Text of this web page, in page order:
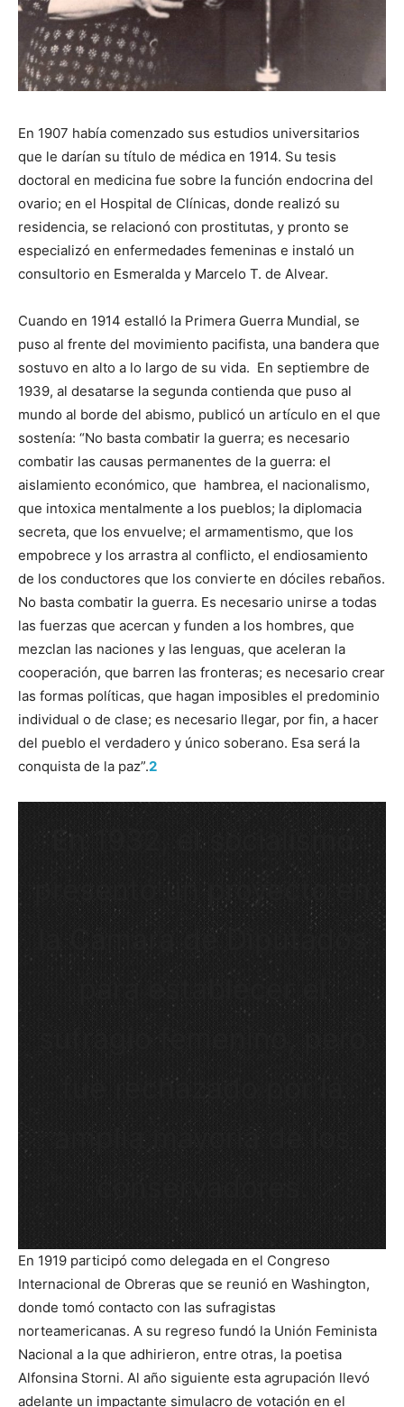
En 1907 había comenzado sus estudios universitarios
que le darían su título de médica en 1914. Su tesis
doctoral en medicina fue sobre la función endocrina del
ovario; en el Hospital de Clínicas, donde realizó su
residencia, se relacionó con prostitutas, y pronto se
especializó en enfermedades femeninas e instaló un
consultorio en Esmeralda y Marcelo T. de Alvear.
Cuando en 1914 estalló la Primera Guerra Mundial, se
puso al frente del movimiento pacifista, una bandera que
sostuvo en alto a lo largo de su vida. En septiembre de
1939, al desatarse la segunda contienda que puso al
mundo al borde del abismo, publicó un artículo en el que
sostenía: “No basta combatir la guerra; es necesario
combatir las causas permanentes de la guerra: el
aislamiento económico, que hambrea, el nacionalismo,
que intoxica mentalmente a los pueblos; la diplomacia
secreta, que los envuelve; el armamentismo, que los
empobrece y los arrastra al conflicto, el endiosamiento
de los conductores que los convierte en dóciles rebaños.
No basta combatir la guerra. Es necesario unirse a todas
las fuerzas que acercan y funden a los hombres, que
mezclan las naciones y las lenguas, que aceleran la
cooperación, que barren las fronteras; es necesario crear
las formas políticas, que hagan imposibles el predominio
individual o de clase; es necesario llegar, por fin, a hacer
del pueblo el verdadero y único soberano. Esa será la
conquista de la paz”.2
En 1932, el socialismo
presentó un proyecto en
la Cámara de Diputados
para establecer el
sufragio femenino, pero
fue rechazado por la
amplia mayoría de los
En 1919 participó como delegada en el Congreso
Internacional de Obreras que se reunió en Washington,
donde tomó contacto con las sufragistas
norteamericanas. A su regreso fundó la Unión Feminista
Nacional a la que adhirieron, entre otras, la poetisa
Alfonsina Storni. Al año siguiente esta agrupación llevó
adelante un impactante simulacro de votación en el